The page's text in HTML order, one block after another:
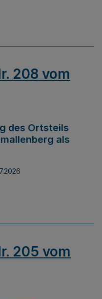
208 vom
des Ortsteils
als
205 vom